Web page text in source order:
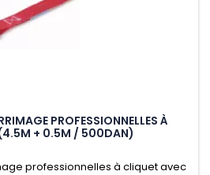
PROFESSIONNELLES À
(4.5M + 0.5M / 500DAN)
professionnelles à cliquet avec